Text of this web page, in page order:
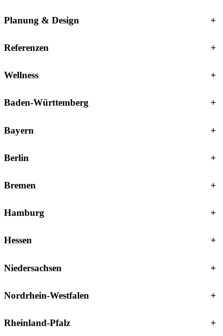
Planung & Design +
Referenzen +
Wellness +
Baden-Württemberg +
Bayern +
Berlin +
Bremen +
Hamburg +
Hessen +
Niedersachsen +
Nordrhein-Westfalen +
Rheinland-Pfalz +